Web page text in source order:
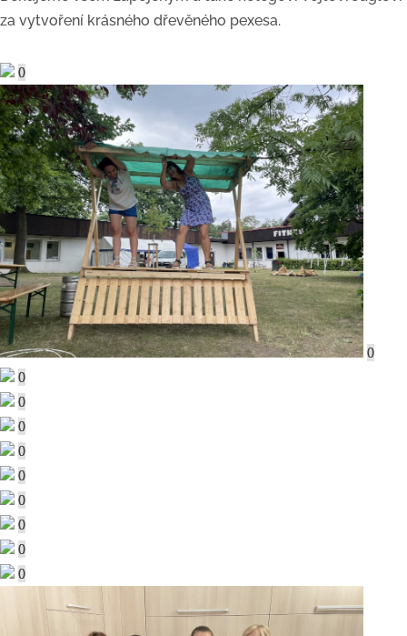
za vytvoření krásného dřevěného pexesa.